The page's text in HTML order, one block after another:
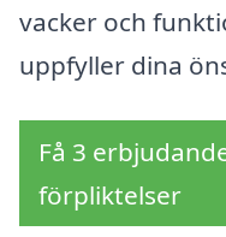
vacker och
uppfyller dina
Få 3
förpliktelser